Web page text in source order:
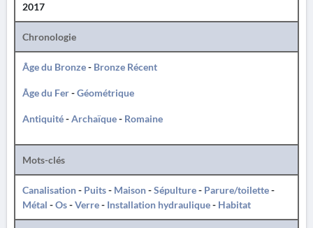
2017
Chronologie
Âge du Bronze- Bronze Récent
Âge du Fer-Géométrique
Antiquité-Archaïque- Romaine
Mots-clés
Canalisation- Puits- Maison-Sépulture- Parure/toilette-
Métal -Os-Verre- Installation hydraulique- Habitat